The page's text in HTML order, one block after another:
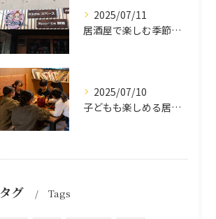
2025/07/11
居酒屋で楽しむ季節の味覚と生中継スポーツ観戦
2025/07/10
子どもも楽しめる居酒屋の魅力
タグ Tags